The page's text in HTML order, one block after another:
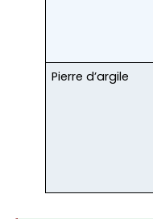
Pierre d’argile